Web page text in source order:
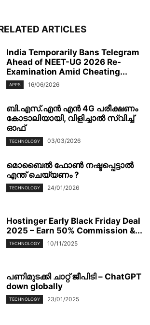
ARTICLES
India Temporarily Bans Telegram
Ahead of NEET-UG 2026 Re-
Examination Amid Cheating...
APPS 16/06/2026
ബി.എസ്.എൻ എൻ 4G പരീക്ഷണം
കോടാലിയായി, വിളിച്ചാൽ സ്വിച്ച്
ഓഫ്
TECHNOLOGY 03/03/2026
മൊബൈല്‍ ഫോണ്‍ നഷ്ടപ്പെട്ടാല്‍
എന്ത് ചെയ്യണം ?
TECHNOLOGY 24/01/2026
Hostinger Early Black Friday Deal
2025 – Earn 50% Commission &...
TECHNOLOGY 10/11/2025
പണിമുടക്കി ചാറ്റ് ജീപിടി – ChatGPT
down globally
TECHNOLOGY 23/01/2025